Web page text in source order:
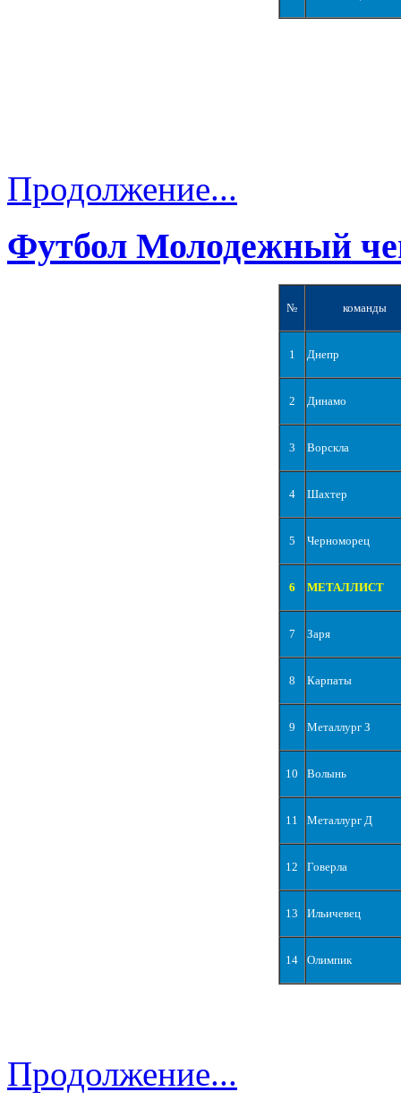
Продолжение...
Футбол Молодежный
№ команды
1 Днепр
2 Динамо
3 Ворскла
4 Шахтер
5 Черноморец
6 МЕТАЛЛИСТ
7 Заря
8 Карпаты
9 Металлург З
10 Волынь
11 Металлург Д
12 Говерла
13 Ильичевец
14 Олимпик
Продолжение...